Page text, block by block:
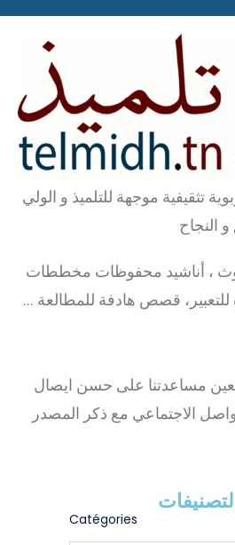
تثقيفية موجهة للتلميذ و الولي
، أناشيد محفوظات مخططات
قصص هادفة للمطالعة …
مساعدتنا على حسن ايصال
الاجتماعي مع ذكر المصدر
التصنيفات
Catégories